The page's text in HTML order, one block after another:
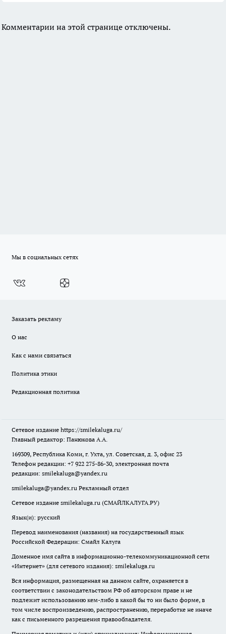
Комментарии на этой странице отключены.
Мы в социальных сетях
Заказать рекламу
О нас
Как с нами связаться
Политика этики
Редакционная политика
Сетевое издание https://smilekaluga.ru/
Главный редактор: Панюкова А.А.
169309, Республика Коми, г. Ухта, ул. Советская, д. 3, офис 23
Телефон редакции: +7 922 275-86-30, электронная почта
редакции: smilekaluga@yandex.ru
smilekaluga@yandex.ru Рекламный отдел
Сетевое издание smilekaluga.ru (СМАЙЛКАЛУГА.РУ)
Язык(и): русский
Перевод наименования (названия) на государственный язык
Российской Федерации: Смайл Калуга
Доменное имя сайта в информационно-телекоммуникационной сети
«Интернет» (для сетевого издания): smilekaluga.ru
Вся информация, размещенная на данном сайте, охраняется в
соответствии с законодательством РФ об авторском праве и не
подлежит использованию кем-либо в какой бы то ни было форме, в
том числе воспроизведению, распространению, переработке не иначе
как с письменного разрешения правообладателя.